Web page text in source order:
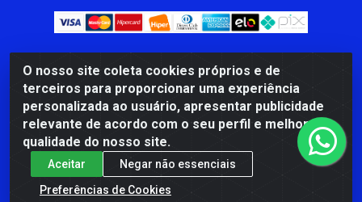
O nosso site coleta cookies próprios e de
terceiros para proporcionar uma experiência
personalizada ao usuário, apresentar publicidade
relevante de acordo com o seu perfil e melhorar a
qualidade do nosso site.
Aceitar
Negar não essenciais
Preferências de Cookies
CBP MACEDO COMERCIO PEÇAS LTDA Matriz - av Mauro
Miranda Madureira, 1249 - Coramara , Cachoeiro de
Itapemirim/ES - CEP 29.311-310 - CNPJ 00.502.680/0001-41